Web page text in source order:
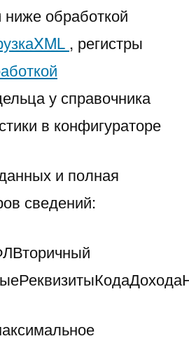
обработкой
, регистры
у справочника
в конфигураторе
и полная
сведений: